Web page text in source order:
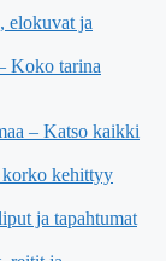
elokuvat ja
Koko tarina
– Katso kaikki
korko kehittyy
ja tapahtumat